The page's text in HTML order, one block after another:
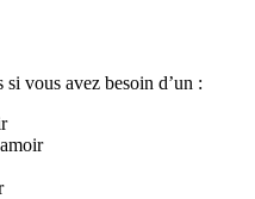
vous avez besoin d’un :